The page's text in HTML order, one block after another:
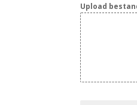
Upload